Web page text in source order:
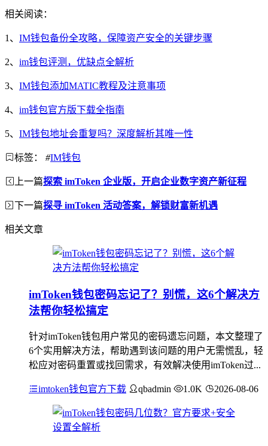
相关阅读：
1、 IM钱包备份全攻略，保障资产安全的关键步骤
2、 im钱包评测，优缺点全解析
3、 IM钱包添加MATIC教程及注意事项
4、 im钱包官方版下载全指南
5、 IM钱包地址会重复吗？深度解析其唯一性
标签： #IM钱包
上一篇探索 imToken 企业版，开启企业数字资产新征程
下一篇探寻 imToken 活动答案，解锁财富新机遇
相关文章
imToken钱包密码忘记了？别慌，这6个解决方
法帮你轻松搞定
针对imToken钱包用户常见的密码遗忘问题，本文整理了
6个实用解决方法，帮助遇到该问题的用户无需慌乱，轻
松应对密码重置或找回需求，有效解决使用imToken过...
imtoken钱包官方下载 qbadmin 1.0K 2026-08-06